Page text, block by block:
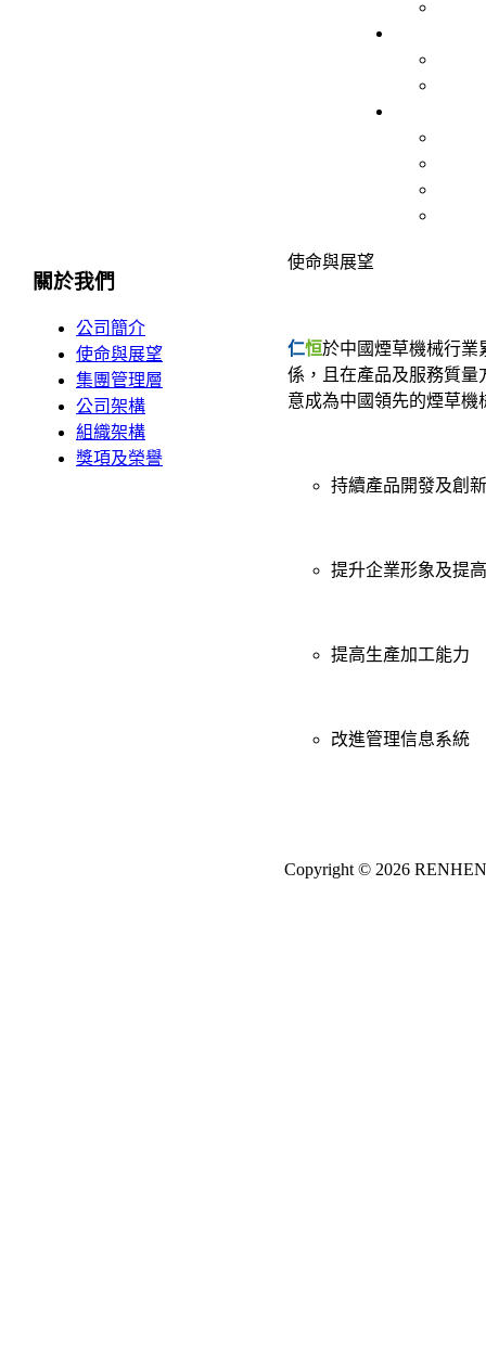
關於我們
公司簡介
使命與展望
集團管理層
公司架構
組織架構
獎項及榮譽
使命與展望
仁恒於中國煙草機械行業
係，且在產品及服務質
意成為中國領先的煙草機
持續產品開發及創新
提升企業形象及提
提高生產加工能力
改進管理信息系統
Copyright © 2026 REN